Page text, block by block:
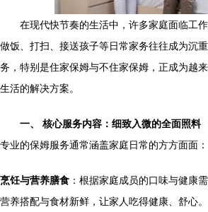
在现代快节奏的生活中，许多家庭面临工
做饭、打扫、接送孩子等日常家务往往成为沉
务，特别是住家保姆与不住家保姆，正成为越
生活的解决方案。
一、 核心服务内容：细致入微的全面照料
专业的保姆服务通常涵盖家庭日常的方方面面：
烹饪与营养膳食 ：根据家庭成员的口味与健康
营养搭配与食材新鲜，让家人吃得健康、舒心。